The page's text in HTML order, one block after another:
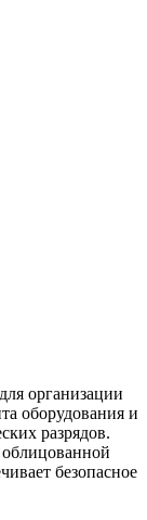
организации
оборудования и
разрядов.
безопасное